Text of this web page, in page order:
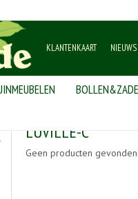
KLANTENKAART NIEUWS
LUVILLE-C
Geen producten gevonden